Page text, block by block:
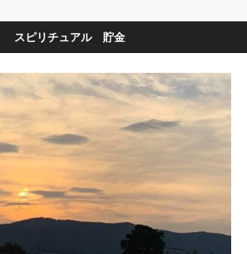
スピリチュアル 貯金